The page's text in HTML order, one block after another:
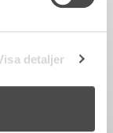
detaljer